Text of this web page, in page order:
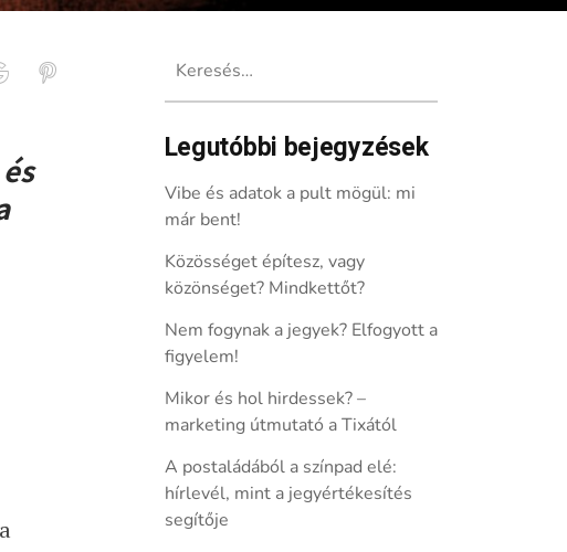
Legutóbbi bejegyzések
Vibe és adatok a pult mögül: mi
már bent!
Közösséget építesz, vagy
közönséget? Mindkettőt?
Nem fogynak a jegyek? Elfogyott a
figyelem!
Mikor és hol hirdessek? –
marketing útmutató a Tixától
A postaládából a színpad elé:
hírlevél, mint a jegyértékesítés
segítője